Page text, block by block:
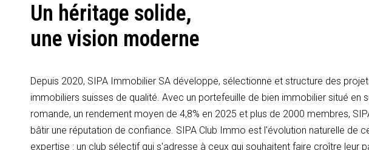
Un héritage solide,
une vision moderne
Depuis 2020, SIPA Immobilier SA développe, sélectionne et structure des
immobiliers suisses de qualité. Avec un portefeuille de bien immobilier situé en
romande, un rendement moyen de 4,8% en 2025 et plus de 2000 membres,
bâtir une réputation de confiance. SIPA Club Immo est l'évolution naturelle de
expertise : un club sélectif qui s'adresse à ceux qui souhaitent faire croître leur